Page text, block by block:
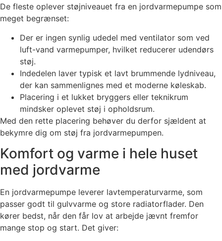
De fleste oplever støjniveauet fra en jordvarmepumpe som
meget begrænset:
Der er ingen synlig udedel med ventilator som ved
luft-vand varmepumper, hvilket reducerer udendørs
støj.
Indedelen laver typisk et lavt brummende lydniveau,
der kan sammenlignes med et moderne køleskab.
Placering i et lukket bryggers eller teknikrum
mindsker oplevet støj i opholdsrum.
Med den rette placering behøver du derfor sjældent at
bekymre dig om støj fra jordvarmepumpen.
Komfort og varme i hele huset
med jordvarme
En jordvarmepumpe leverer lavtemperaturvarme, som
passer godt til gulvvarme og store radiatorflader. Den
kører bedst, når den får lov at arbejde jævnt fremfor
mange stop og start. Det giver: